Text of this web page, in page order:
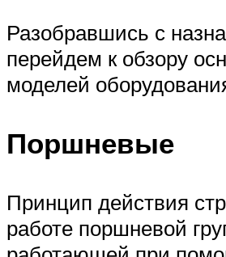
Разобравшись с
перейдем к обзору
моделей
Поршневые
Принцип действия
работе поршневой